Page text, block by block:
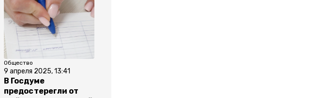
Общество
9 апреля 2025, 13:41
В Госдуме
предостерегли от